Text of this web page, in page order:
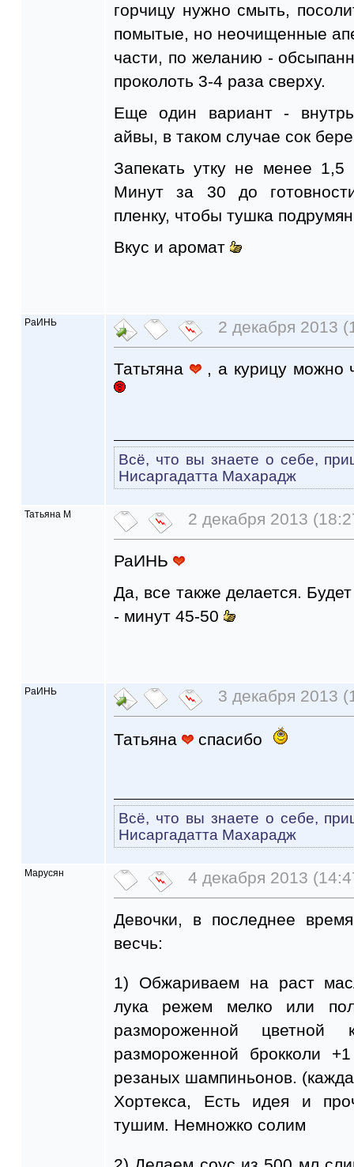
горчицу нужно смыть,
помытые, но неочищенные
части, по желанию -
проколоть 3-4 раза сверху.
Еще один вариант -
айвы, в таком случае сок
Запекать утку не менее
Минут за 30 до
пленку, чтобы тушка
Вкус и аромат
РаИНЬ 2 декабря 2013
Татьтяна , а курицу можно
Всё, что вы знаете о себе,
Нисаргадатта Махарадж
Татьяна М 2 декабря 2013
РаИНЬ
Да, все также делается.
- минут 45-50
РаИНЬ 3 декабря 2013
Татьяна спасибо
Всё, что вы знаете о себе,
Нисаргадатта Махарадж
Марусян 4 декабря 2013
Девочки, в последнее
весчь:
1) Обжариваем на раст
лука режем мелко или
размороженной
размороженной брокколи
резаных шампиньонов.
Хортекса, Есть идея и
тушим. Немножко солим